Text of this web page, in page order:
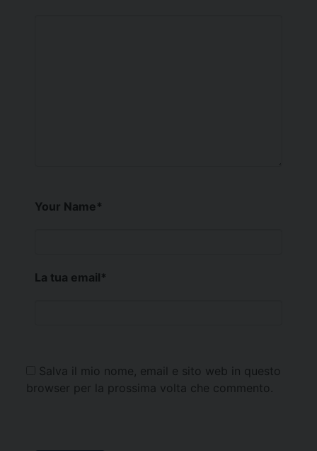
Your Name*
La tua email*
Salva il mio nome, email e sito web in questo
browser per la prossima volta che commento.